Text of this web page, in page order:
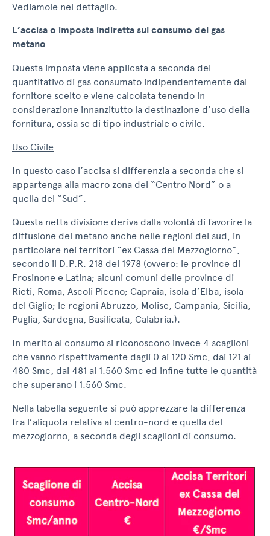
Vediamole nel dettaglio.
L’accisa o imposta indiretta sul consumo del gas
metano
Questa imposta viene applicata a seconda del
quantitativo di gas consumato indipendentemente dal
fornitore scelto e viene calcolata tenendo in
considerazione innanzitutto la destinazione d’uso della
fornitura, ossia se di tipo industriale o civile.
Uso Civile
In questo caso l’accisa si differenzia a seconda che si
appartenga alla macro zona del “Centro Nord” o a
quella del “Sud”.
Questa netta divisione deriva dalla volontà di favorire la
diffusione del metano anche nelle regioni del sud, in
particolare nei territori “ex Cassa del Mezzogiorno”,
secondo il D.P.R. 218 del 1978 (ovvero: le province di
Frosinone e Latina; alcuni comuni delle province di
Rieti, Roma, Ascoli Piceno; Capraia, isola d’Elba, isola
del Giglio; le regioni Abruzzo, Molise, Campania, Sicilia,
Puglia, Sardegna, Basilicata, Calabria.).
In merito al consumo si riconoscono invece 4 scaglioni
che vanno rispettivamente dagli 0 ai 120 Smc, dai 121 ai
480 Smc, dai 481 ai 1.560 Smc ed infine tutte le quantità
che superano i 1.560 Smc.
Nella tabella seguente si può apprezzare la differenza
fra l’aliquota relativa al centro-nord e quella del
mezzogiorno, a seconda degli scaglioni di consumo.